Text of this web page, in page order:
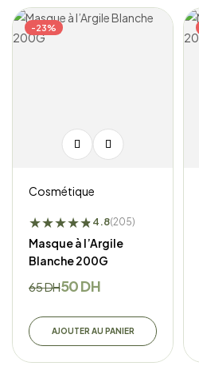
-23%
Cosmétique
★★★★★
★4.8(205)
Masque à l’Argile
Blanche 200G
65DH50DH
AJOUTER AU PANIER